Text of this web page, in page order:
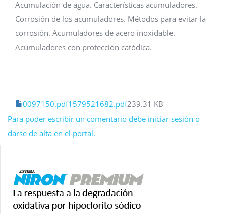
Acumulación de agua. Características acumuladores.
Corrosión de los acumuladores. Métodos para evitar la
corrosión. Acumuladores de acero inoxidable.
Acumuladores con protección catódica.
0097150.pdf1579521682.pdf239.31 KB
Para poder escribir un comentario debe iniciar sesión o
darse de alta en el portal.